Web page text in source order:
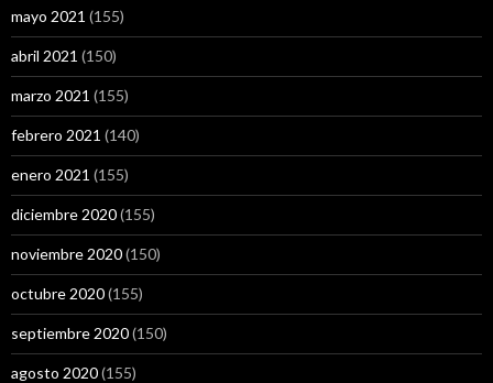
mayo 2021 (155)
abril 2021 (150)
marzo 2021 (155)
febrero 2021 (140)
enero 2021 (155)
diciembre 2020(155)
noviembre 2020(150)
octubre 2020(155)
septiembre 2020(150)
agosto 2020(155)